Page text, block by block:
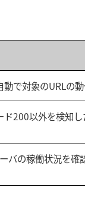
で対象のURLの動
200以外を検知
バの稼働状況を確